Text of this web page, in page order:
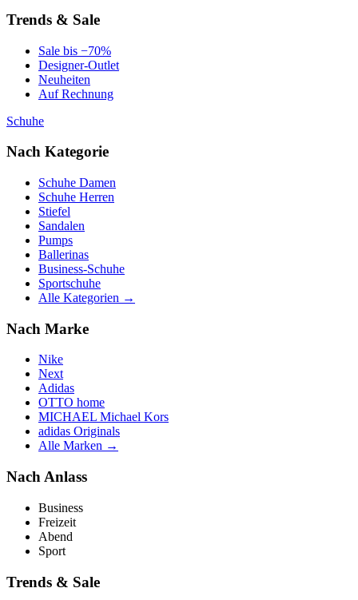
Trends & Sale
Sale bis −70%
Designer-Outlet
Neuheiten
Auf Rechnung
Schuhe
Nach Kategorie
Schuhe Damen
Schuhe Herren
Stiefel
Sandalen
Pumps
Ballerinas
Business-Schuhe
Sportschuhe
Alle Kategorien →
Nach Marke
Nike
Next
Adidas
OTTO home
MICHAEL Michael Kors
adidas Originals
Alle Marken →
Nach Anlass
Business
Freizeit
Abend
Sport
Trends & Sale